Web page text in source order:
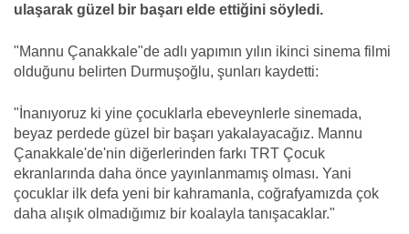
ulaşarak güzel bir başarı elde ettiğini söyledi.
"Mannu Çanakkale"de adlı yapımın yılın ikinci sinema filmi
olduğunu belirten Durmuşoğlu, şunları kaydetti:
"İnanıyoruz ki yine çocuklarla ebeveynlerle sinemada,
beyaz perdede güzel bir başarı yakalayacağız. Mannu
Çanakkale'de'nin diğerlerinden farkı TRT Çocuk
ekranlarında daha önce yayınlanmamış olması. Yani
çocuklar ilk defa yeni bir kahramanla, coğrafyamızda çok
daha alışık olmadığımız bir koalayla tanışacaklar."